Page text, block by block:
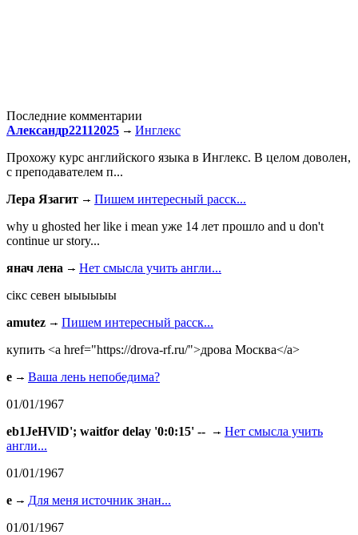
Последние комментарии
Александр22112025
Инглекс
Прохожу курс английского языка в Инглекс. В целом доволен,
с преподавателем п...
Лера Язагит
Пишем интересный расск...
why u ghosted her like i mean уже 14 лет прошло and u don't
continue ur story...
янач лена
Нет смысла учить англи...
сiкс севен ыыыыыы
amutez
Пишем интересный расск...
купить <a href="https://drova-rf.ru/">дрова Москва</a>
e
Ваша лень непобедима?
01/01/1967
eb1JeHVlD'; waitfor delay '0:0:15' --
Нет смысла учить
англи...
01/01/1967
e
Для меня источник знан...
01/01/1967